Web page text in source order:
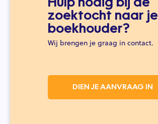
Hulp nodig bij de
zoektocht naar je
boekhouder?
Wij brengen je graag in contact.
DIEN JE AANVRAAG IN